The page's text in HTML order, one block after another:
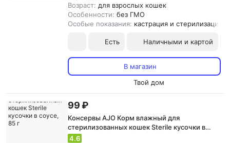
Возраст: для взрослых кошек
Особенности: без ГМО
Особые показания: кастрация и стерилизация
Есть Наличными и картой
В магазин
Твой дом
99 ₽
Консервы AJO Корм влажный для
стерилизованных кошек Sterile кусочки в
соусе, 85 г
4.6